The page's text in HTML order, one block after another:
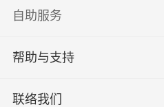
自助服务
帮助与支持
联络我们